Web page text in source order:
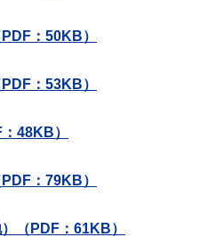
：50KB）
：53KB）
48KB）
：79KB）
（PDF：61KB）